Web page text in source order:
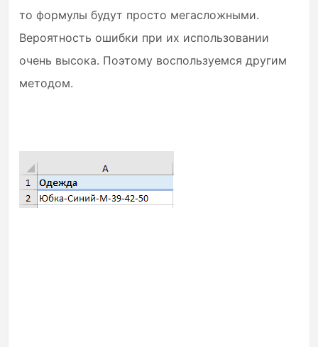
то формулы будут просто мегасложными.
Вероятность ошибки при их использовании
очень высока. Поэтому воспользуемся другим
методом.